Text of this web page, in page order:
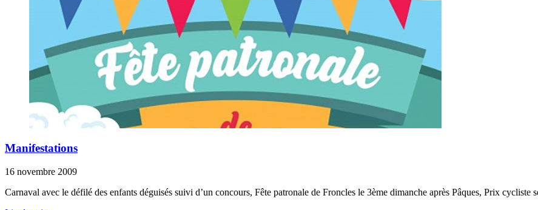
Manifestations
16 novembre 2009
Carnaval avec le défilé des enfants déguisés suivi d’un concours, Fête patronale de Froncles le 3ème dimanche après Pâques, Prix